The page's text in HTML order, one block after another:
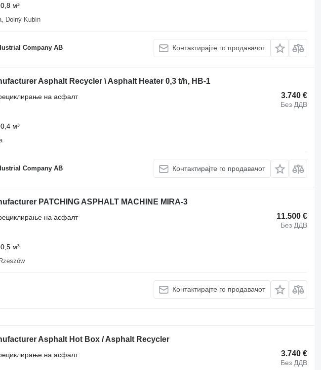
0,8 м³
Dolný Kubín
Company AB Контактирајте го продавачот
Asphalt Recycler \ Asphalt Heater 0,3 t/h, HB-1
3.740 €
Без ДДВ
на асфалт
0,4 м³
Company AB Контактирајте го продавачот
PATCHING ASPHALT MACHINE MIRA-3
11.500 €
Без ДДВ
на асфалт
0,5 м³
Контактирајте го продавачот
Asphalt Hot Box / Asphalt Recycler
3.740 €
Без ДДВ
на асфалт